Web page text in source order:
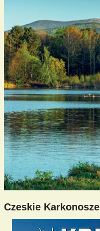
Czeskie Karkonosze